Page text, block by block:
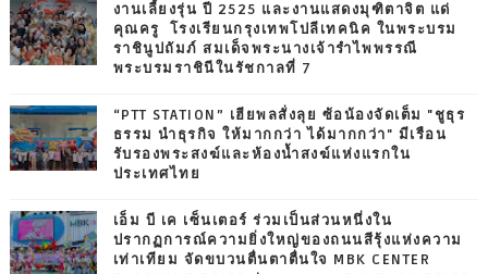
งานเลี้ยงรุ่น ปี 2525 และงานแสดงมุฑิตาจิต แด่
คุณครู โรงเรียนกรุงเทพโปลีเทคนิค ในพระบรม
ราชินูปถัมภ์ สมเด็จพระนางเจ้ารำไพพรรณี
พระบรมราชินีในรัชกาลที่ 7
“PTT STATION” เฮียพลสั่งลุย ซ้อน้องจัดเต็ม "ชูธุร
ธรรม นำธุรกิจ ให้มากกว่า ได้มากกว่า" มีเรือน
รับรองพระสงฆ์และห้องน้ำสงฆ์แห่งแรกใน
ประเทศไทย
เอ็ม บี เค เซ็นเตอร์ ร่วมเป็นส่วนหนึ่งใน
ปรากฏการณ์ความยิ่งใหญ่ของถนนสีรุ้งแห่งความ
เท่าเทียม จัดขบวนตื่นตาตื่นใจ MBK CENTER